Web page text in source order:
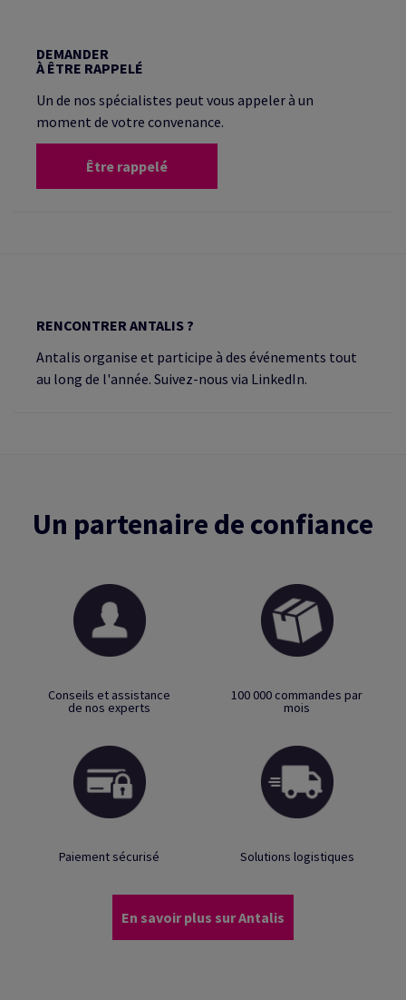
DEMANDER
À ÊTRE RAPPELÉ
Un de nos spécialistes peut vous appeler à un
moment de votre convenance.
Être rappelé
RENCONTRER ANTALIS ?
Antalis organise et participe à des événements tout
au long de l'année. Suivez-nous via LinkedIn.
Un partenaire de confiance
Conseils et assistance
de nos experts
100 000 commandes par
mois
Paiement sécurisé Solutions logistiques
En savoir plus sur Antalis